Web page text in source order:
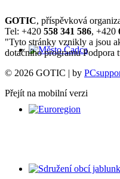
GOTIC, příspěvková
Tel: +420 558 341 586, +420
"Tyto stránky vznikly a jsou
dotačního programu Podpora
© 2026 GOTIC | by
Přejít na mobilní verzi